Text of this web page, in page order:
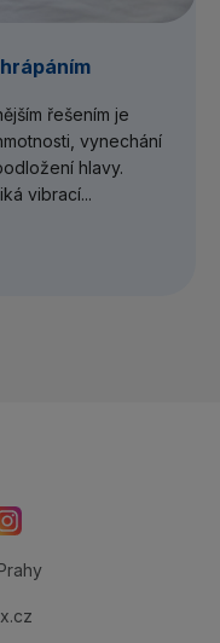
řešením je
vynechání
hlavy.
vibrací...